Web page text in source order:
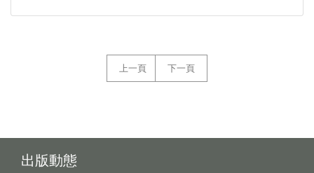
上一頁 下一頁
出版動態